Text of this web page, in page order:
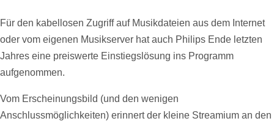
Für den kabellosen Zugriff auf Musikdateien aus dem Internet
oder vom eigenen Musikserver hat auch Philips Ende letzten
Jahres eine preiswerte Einstiegslösung ins Programm
aufgenommen.
Vom Erscheinungsbild (und den wenigen
Anschlussmöglichkeiten) erinnert der kleine Streamium an den